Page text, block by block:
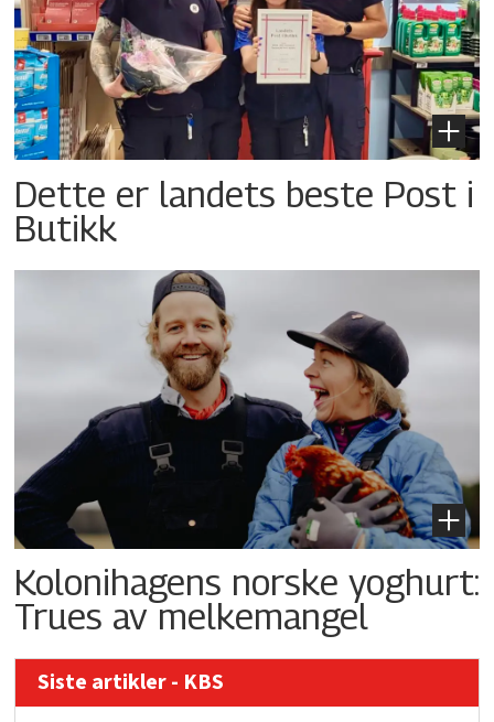
Dette er landets beste Post i
Butikk
Kolonihagens norske yoghurt:
Trues av melkemangel
Siste artikler - KBS